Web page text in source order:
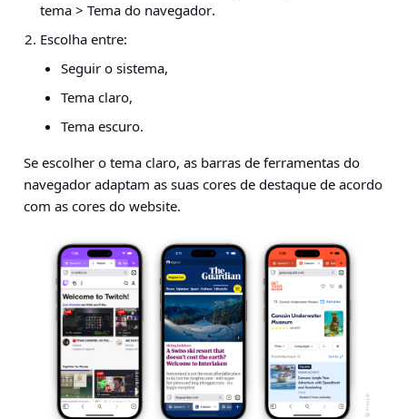
tema > Tema do navegador.
Escolha entre:
Seguir o sistema,
Tema claro,
Tema escuro.
Se escolher o tema claro, as barras de ferramentas do
navegador adaptam as suas cores de destaque de acordo
com as cores do website.